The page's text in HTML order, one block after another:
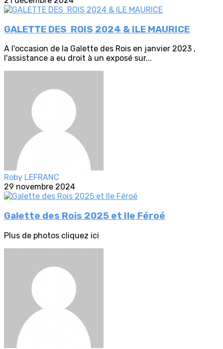
GALETTE DES ROIS 2024 & ILE MAURICE
A l'occasion de la Galette des Rois en janvier 2023 ,
l'assistance a eu droit à un exposé sur...
Roby LEFRANC
29 novembre 2024
Galette des Rois 2025 et Ile Féroé
Plus de photos cliquez ici